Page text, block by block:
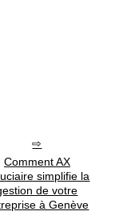
Comment AX
simplifie la
de votre
à Genève